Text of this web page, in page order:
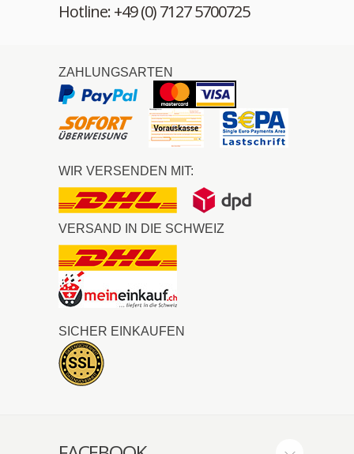
Hotline: +49 (0) 7127 5700725
ZAHLUNGSARTEN
WIR VERSENDEN MIT:
VERSAND IN DIE SCHWEIZ
SICHER EINKAUFEN